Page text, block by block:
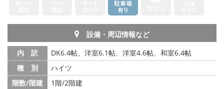
設備・周辺情報など
内 訳
DK6.4帖、洋室6.1帖、洋室4.6帖、和室6.4帖
種 別
ハイツ
階数/階建
1階/2階建